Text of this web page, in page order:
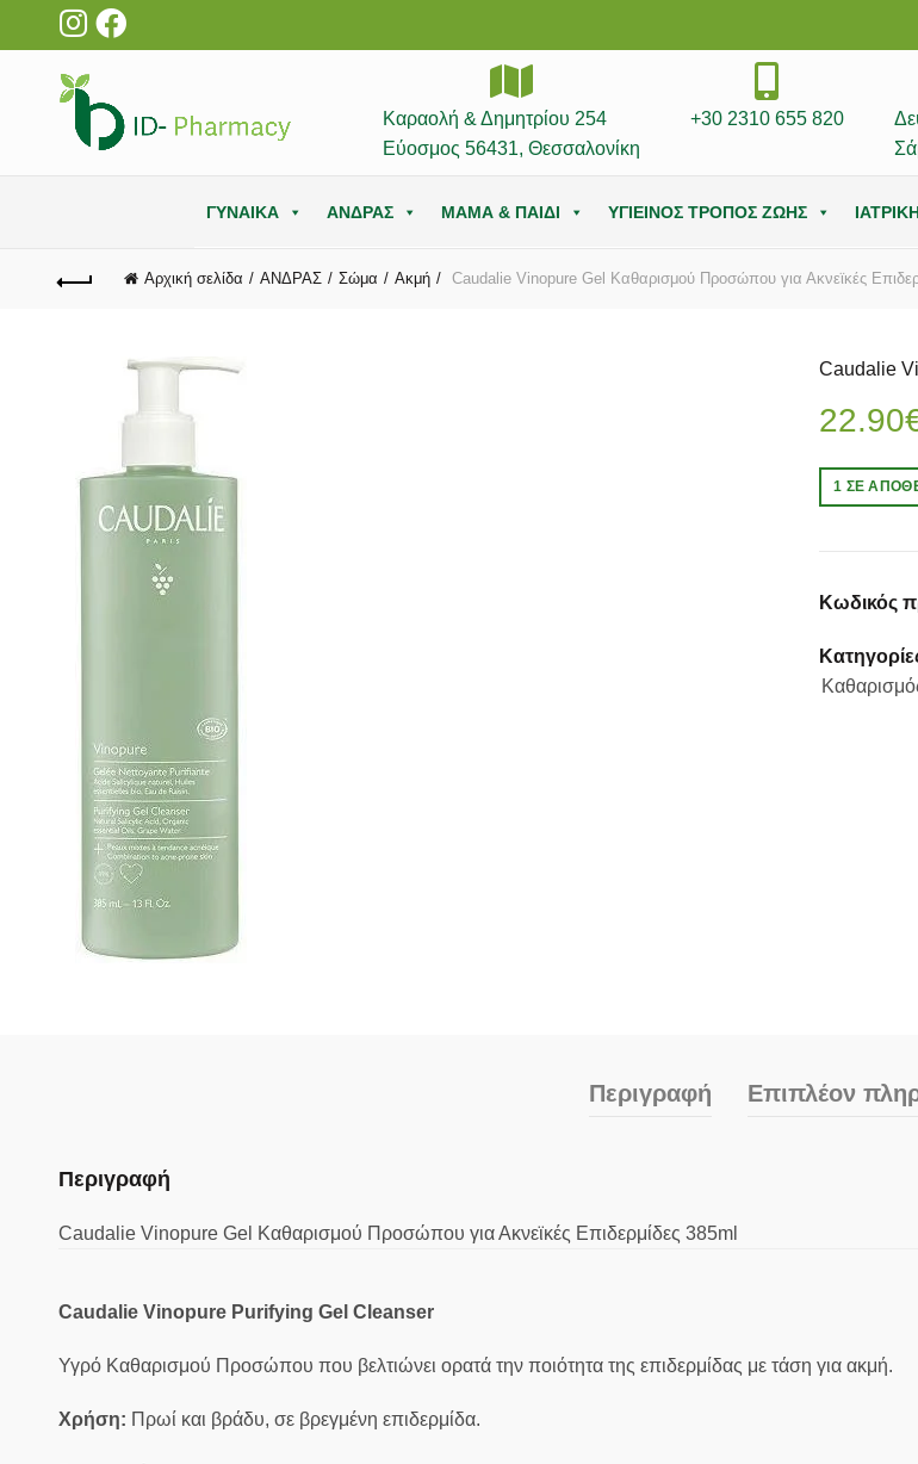
Καραολή & Δημητρίου 254
Εύοσμος 56431, Θεσσαλονίκη
+30 2310 655 820
ΓΥΝΑΙΚΑ ΑΝΔΡΑΣ ΜΑΜΑ & ΠΑΙΔΙ ΥΓΙΕΙΝΟΣ ΤΡΟΠΟΣ ΖΩΗΣ
Αρχική σελίδα ΑΝΔΡΑΣ Σώμα Ακμή Caudalie Vinopure Gel Καθαρισμού Προσώπου για Ακνεϊκές
Caudalie
22.90
1 ΣΕ
Κωδικός
Περιγραφή Επιπλέον
Περιγραφή
Caudalie Vinopure Gel Καθαρισμού Προσώπου για Ακνεϊκές Επιδερμίδες 385ml
Caudalie Vinopure Purifying Gel Cleanser
Υγρό Καθαρισμού Προσώπου που βελτιώνει ορατά την ποιότητα της επιδερμίδας με τάση για ακμή.
Χρήση: Πρωί και βράδυ, σε βρεγμένη επιδερμίδα.